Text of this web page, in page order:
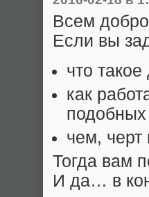
Всем
Если вы
что
как
чем, черт
Тогда вам
И да… в